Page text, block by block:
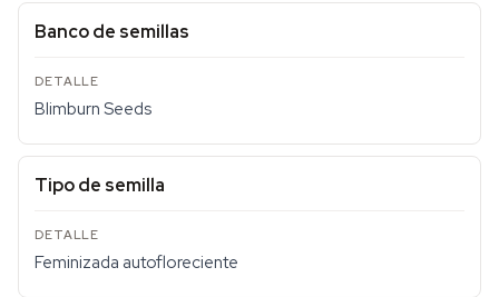
Banco de semillas
Blimburn Seeds
Tipo de semilla
Feminizada autofloreciente